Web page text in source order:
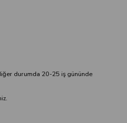
durumda 20-25 iş gününde